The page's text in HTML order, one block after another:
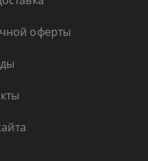
оферты